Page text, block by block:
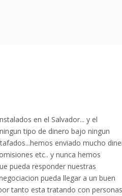
en el Salvador... y el
tipo de dinero bajo ningun
enviado mucho
etc.. y nunca hemos
pueda responder nuestras
pueda llegar a un buen
tanto esta tratando con personas